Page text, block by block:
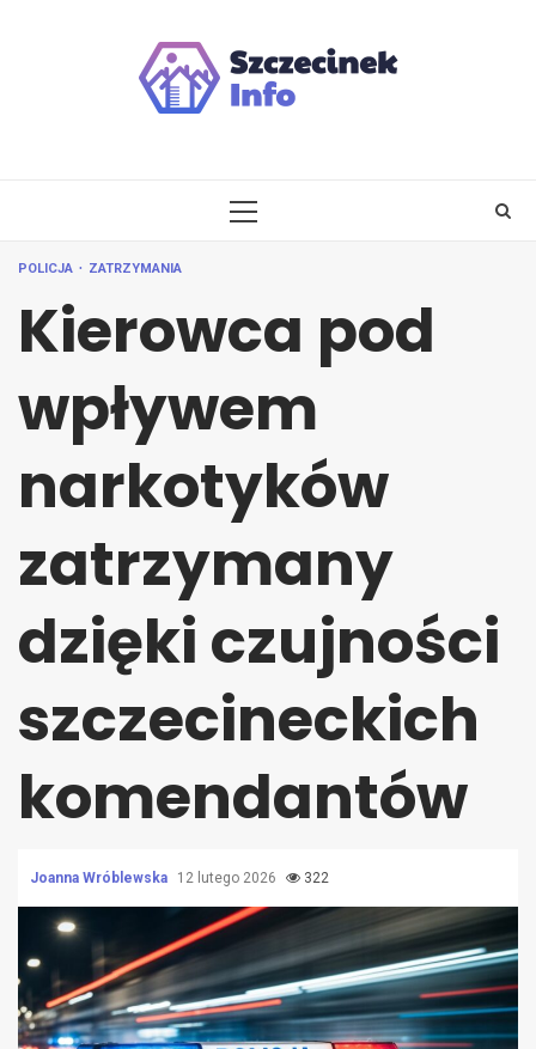
PRIMARY
POLICJA ZATRZYMANIA
Kierowca pod
wpływem
narkotyków
zatrzymany
dzięki czujności
szczecineckich
komendantów
Joanna Wróblewska 12 lutego 2026 322